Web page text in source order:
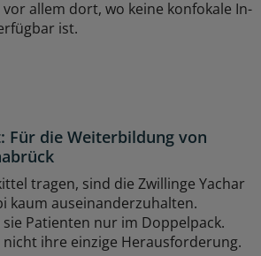
allem dort, wo keine konfokale In-
ist.
Für die Weiterbildung von
tragen, sind die Zwillinge Yachar
kaum auseinanderzuhalten.
Patienten nur im Doppelpack.
ihre einzige Herausforderung.